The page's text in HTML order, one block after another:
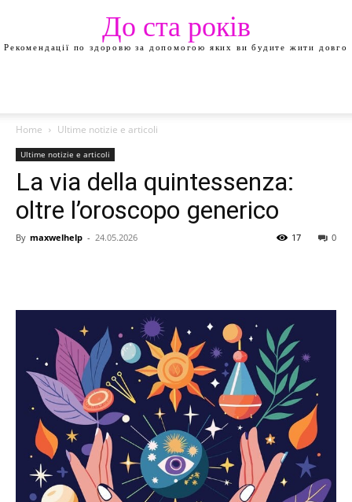
До ста років
Рекомендації по здоровю за допомогою яких ви будите жити довго
Home Ultime notizie e articoli
Ultime notizie e articoli
La via della quintessenza:
oltre l’oroscopo generico
By maxwelhelp - 24.05.2026 0
17